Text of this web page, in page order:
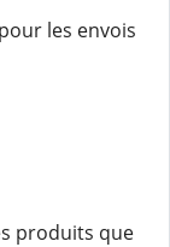
les envois
produits que